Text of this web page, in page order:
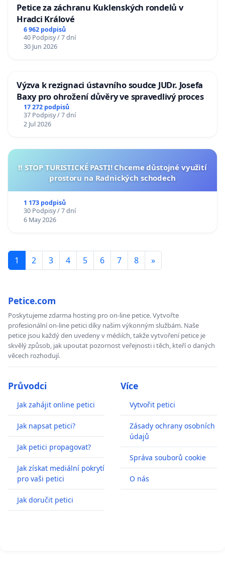
Petice za záchranu Kuklenských rondelů v
Hradci Králové
6 962 podpisů
40 Podpisy / 7 dní
30 Jun 2026
Výzva k rezignaci ústavního soudce JUDr. Josefa
Baxy pro ohrožení důvěry ve spravedlivý proces
17 272 podpisů
37 Podpisy / 7 dní
2 Jul 2026
‼️ STOP TURISTICKÉ PASTI! Chceme důstojné využití
prostoru na Radnických schodech
1 173 podpisů
30 Podpisy / 7 dní
6 May 2026
1 2 3 4 5 6 7 8 »
Petice.com
Poskytujeme zdarma hosting pro on-line petice. Vytvořte
profesionální on-line petici díky našim výkonným službám. Naše
petice jsou každý den uvedeny v médiích, takže vytvoření petice je
skvělý způsob, jak upoutat pozornost veřejnosti i těch, kteří o daných
věcech rozhodují.
Průvodci
Jak zahájit online petici
Jak napsat petici?
Jak petici propagovat?
Jak získat mediální pokrytí
pro vaši petici
Jak doručit petici
Více
Vytvořit petici
Zásady ochrany osobních
údajů
Správa souborů cookie
O nás